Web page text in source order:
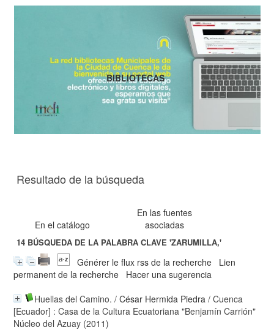
Resultado de la búsqueda
En el catálogo
En las fuentes
asociadas
14 BÚSQUEDA DE LA PALABRA CLAVE'ZARUMILLA,'
Générer le flux rss de la recherche
Lien
permanent de la recherche
Hacer una sugerencia
Huellas del Camino. /César Hermida Piedra / Cuenca
[Ecuador] : Casa de la Cultura Ecuatoriana "Benjamín Carrión"
Núcleo del Azuay (2011)
BIBLIOTECAS